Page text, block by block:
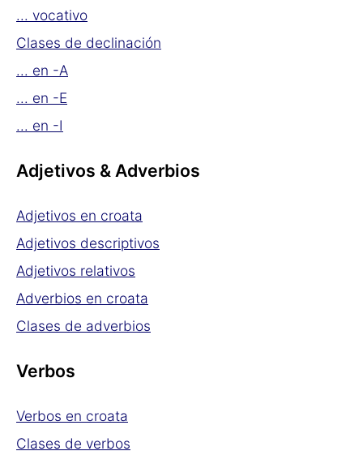
... vocativo
Clases de declinación
... en -A
... en -E
... en -I
Adjetivos & Adverbios
Adjetivos en croata
Adjetivos descriptivos
Adjetivos relativos
Adverbios en croata
Clases de adverbios
Verbos
Verbos en croata
Clases de verbos